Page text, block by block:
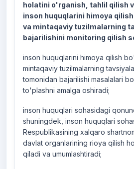
holatini o'rganish, tahlil qilish
inson huquqlarini himoya
va mintaqaviy tuzilmalarning
bajarilishini monitoring qilish
inson huquqlarini himoya qilish
mintaqaviy tuzilmalarning
tomonidan bajarilishi masalalari
to'plashni amalga oshiradi;
inson huquqlari sohasidagi
shuningdek, inson huquqlari
Respublikasining xalqaro
davlat organlarining rioya qilish
qiladi va umumlashtiradi;